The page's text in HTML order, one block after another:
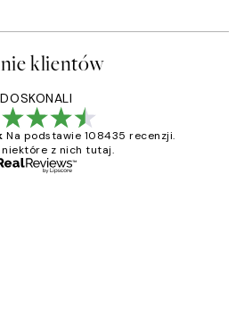
klientów
DOSKONALI
Na podstawie 108435 recenzji.
niektóre z nich tutaj.